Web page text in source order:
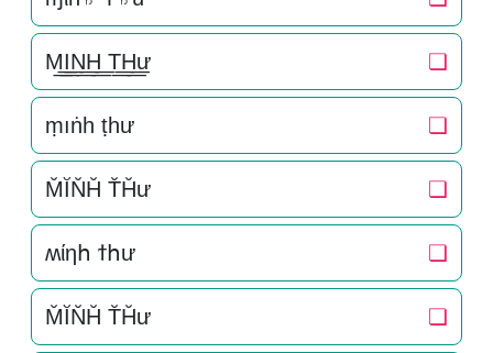
M͟͟I͟͟N͟͟H͟͟ T͟͟H͟͟ư ❏
ṃıṅһ ṭһư ❏
M̆ĬN̆H̆ T̆H̆ư ❏
ʍίηհ ϯհư ❏
M̆ĬN̆H̆ T̆H̆ư ❏